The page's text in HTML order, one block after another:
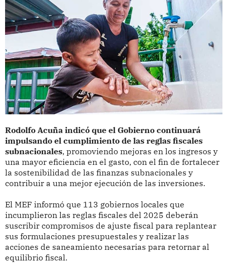
Rodolfo Acuña indicó que el Gobierno continuará
impulsando el cumplimiento de las reglas fiscales
subnacionales, promoviendo mejoras en los ingresos y
una mayor eficiencia en el gasto, con el fin de fortalecer
la sostenibilidad de las finanzas subnacionales y
contribuir a una mejor ejecución de las inversiones.
El MEF informó que 113 gobiernos locales que
incumplieron las reglas fiscales del 2025 deberán
suscribir compromisos de ajuste fiscal para replantear
sus formulaciones presupuestales y realizar las
acciones de saneamiento necesarias para retornar al
equilibrio fiscal.